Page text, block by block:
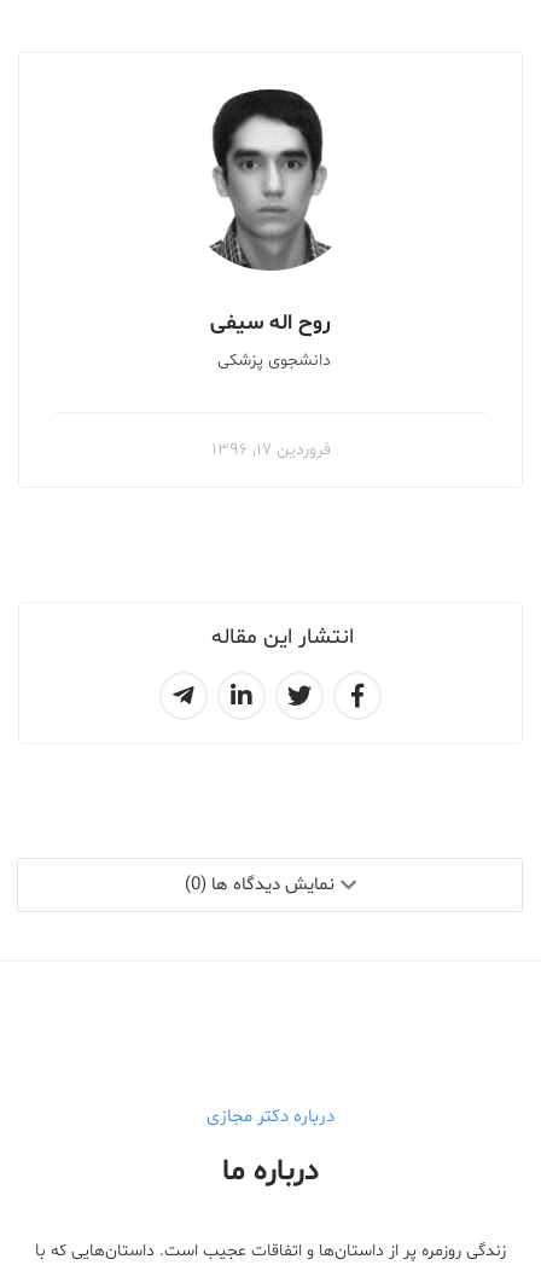
انتشار این مقاله
روح اله سیفی
دانشجوی پزشکی
فروردین ۱۷, ۱۳۹۶
نمایش دیدگاه ها (0)
درباره دکتر مجازی
درباره ما
زندگی روزمره پر از داستان‌ها و اتفاقات عجیب است. داستان‌هایی که با